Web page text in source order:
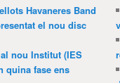
Havaneres Band
el nou disc
nou Institut (IES
quina fase ens